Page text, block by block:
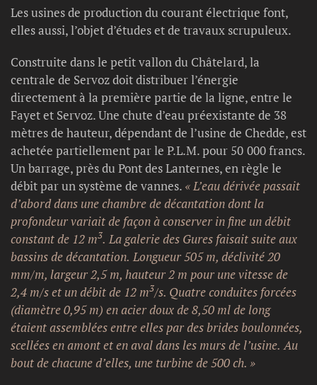
Les usines de production du courant électrique font,
elles aussi, l’objet d’études et de travaux scrupuleux.
Construite dans le petit vallon du Châtelard, la
centrale de Servoz doit distribuer l’énergie
directement à la première partie de la ligne, entre le
Fayet et Servoz. Une chute d’eau préexistante de 38
mètres de hauteur, dépendant de l’usine de Chedde, est
achetée partiellement par le P.L.M. pour 50 000 francs.
Un barrage, près du Pont des Lanternes, en règle le
débit par un système de vannes. « L’eau dérivée passait
d’abord dans une chambre de décantation dont la
profondeur variait de façon à conserver in fine un débit
constant de 12 m3. La galerie des Gures faisait suite aux
bassins de décantation. Longueur 505 m, déclivité 20
mm/m, largeur 2,5 m, hauteur 2 m pour une vitesse de
2,4 m/s et un débit de 12 m3/s. Quatre conduites forcées
(diamètre 0,95 m) en acier doux de 8,50 ml de long
étaient assemblées entre elles par des brides boulonnées,
scellées en amont et en aval dans les murs de l’usine. Au
bout de chacune d’elles, une turbine de 500 ch. »